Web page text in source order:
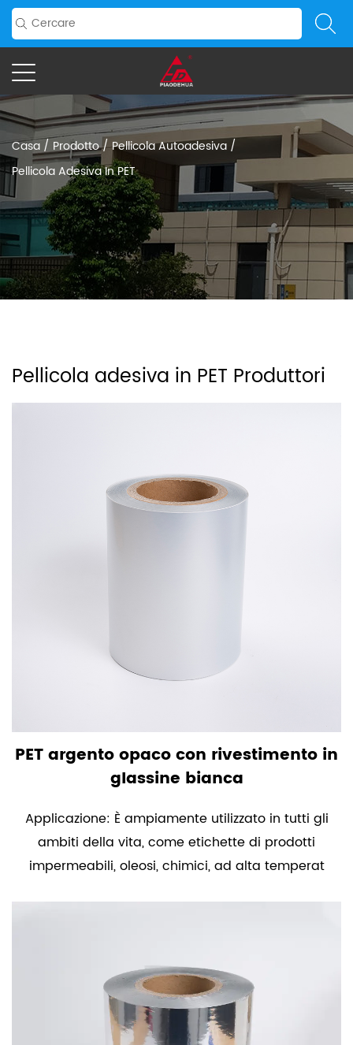
Casa / Prodotto/Pellicola Autoadesiva /
Pellicola Adesiva In PET
Pellicola adesiva in PET Produttori
PET argento opaco con rivestimento in
glassine bianca
Applicazione: È ampiamente utilizzato in tutti gli
ambiti della vita, come etichette di prodotti
impermeabili, oleosi, chimici, ad alta temperat